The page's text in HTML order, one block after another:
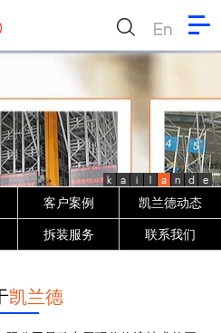
En
k a i l a n d e
客户案例 凯兰德动态
拆装服务 联系我们
凯兰德